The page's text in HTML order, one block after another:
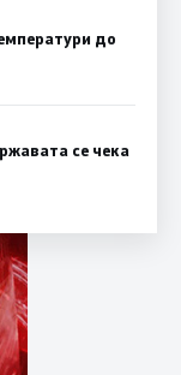
до
се чека